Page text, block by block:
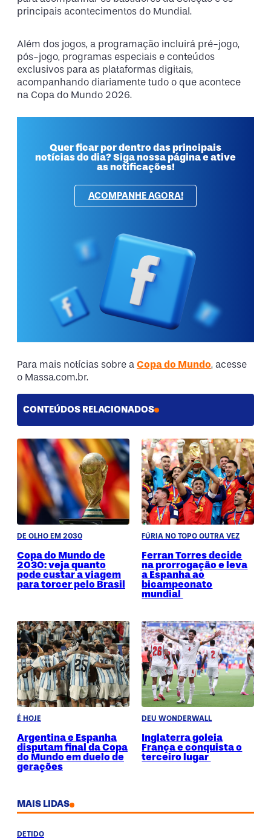
principais acontecimentos do Mundial.
Além dos jogos, a programação incluirá pré-jogo,
pós-jogo, programas especiais e conteúdos
exclusivos para as plataformas digitais,
acompanhando diariamente tudo o que acontece
na Copa do Mundo 2026.
Quer ficar por dentro das principais
notícias do dia? Siga nossa página e ative
as notificações!
ACOMPANHE AGORA!
Para mais notícias sobre a Copa do Mundo, acesse
o Massa.com.br.
CONTEÚDOS RELACIONADOS
DE OLHO EM 2030
Copa do Mundo de
2030: veja quanto
pode custar a viagem
para torcer pelo Brasil
FÚRIA NO TOPO OUTRA VEZ
Ferran Torres decide
na prorrogação e leva
a Espanha ao
bicampeonato
mundial
É HOJE
Argentina e Espanha
disputam final da Copa
do Mundo em duelo de
gerações
DEU WONDERWALL
Inglaterra goleia
França e conquista o
terceiro lugar
MAIS LIDAS
DETIDO